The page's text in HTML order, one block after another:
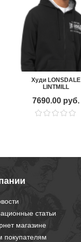
Худи LONSDALE
LINTMILL
7690.00 руб.
статьи
магазине
покупателям